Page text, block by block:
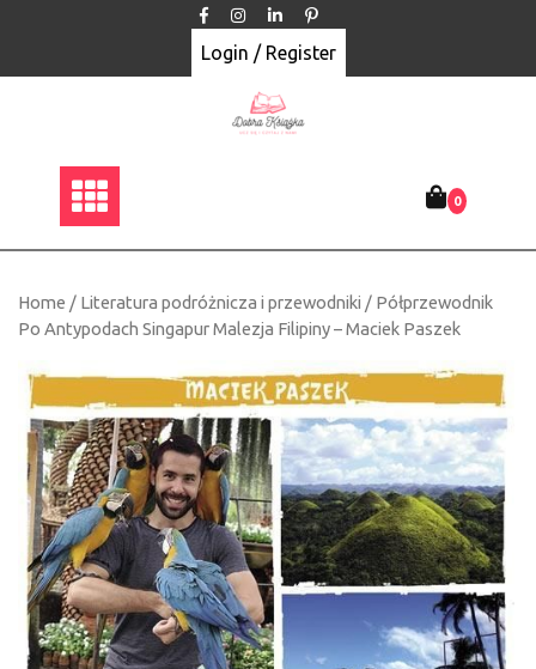
Login / Register
0
Home / Literatura podróżnicza i przewodniki / Półprzewodnik
Po Antypodach Singapur Malezja Filipiny – Maciek Paszek